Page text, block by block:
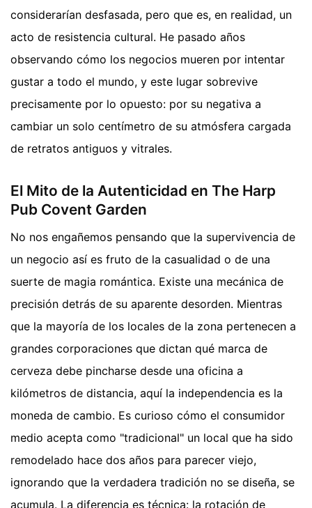
considerarían desfasada, pero que es, en realidad, un
acto de resistencia cultural. He pasado años
observando cómo los negocios mueren por intentar
gustar a todo el mundo, y este lugar sobrevive
precisamente por lo opuesto: por su negativa a
cambiar un solo centímetro de su atmósfera cargada
de retratos antiguos y vitrales.
El Mito de la Autenticidad en The Harp
Pub Covent Garden
No nos engañemos pensando que la supervivencia de
un negocio así es fruto de la casualidad o de una
suerte de magia romántica. Existe una mecánica de
precisión detrás de su aparente desorden. Mientras
que la mayoría de los locales de la zona pertenecen a
grandes corporaciones que dictan qué marca de
cerveza debe pincharse desde una oficina a
kilómetros de distancia, aquí la independencia es la
moneda de cambio. Es curioso cómo el consumidor
medio acepta como "tradicional" un local que ha sido
remodelado hace dos años para parecer viejo,
ignorando que la verdadera tradición no se diseña, se
acumula. La diferencia es técnica: la rotación de